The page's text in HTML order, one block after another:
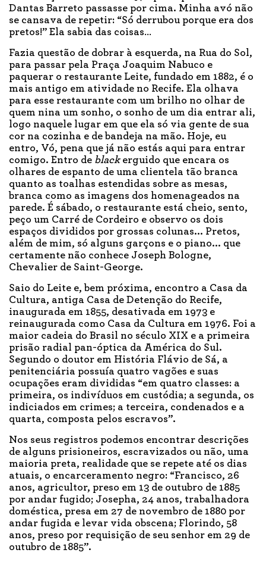
Dantas Barreto passasse por cima. Minha avó não
se cansava de repetir: “Só derrubou porque era dos
pretos!” Ela sabia das coisas…
Fazia questão de dobrar à esquerda, na Rua do Sol,
para passar pela Praça Joaquim Nabuco e
paquerar o restaurante Leite, fundado em 1882, é o
mais antigo em atividade no Recife. Ela olhava
para esse restaurante com um brilho no olhar de
quem nina um sonho, o sonho de um dia entrar ali,
logo naquele lugar em que ela só via gente de sua
cor na cozinha e de bandeja na mão. Hoje, eu
entro, Vó, pena que já não estás aqui para entrar
comigo. Entro de blackerguido que encara os
olhares de espanto de uma clientela tão branca
quanto as toalhas estendidas sobre as mesas,
branca como as imagens dos homenageados na
parede. É sábado, o restaurante está cheio, sento,
peço um Carré de Cordeiro e observo os dois
espaços divididos por grossas colunas... Pretos,
além de mim, só alguns garçons e o piano... que
certamente não conhece Joseph Bologne,
Chevalier de Saint-George.
Saio do Leite e, bem próxima, encontro a Casa da
Cultura, antiga Casa de Detenção do Recife,
inaugurada em 1855, desativada em 1973 e
reinaugurada como Casa da Cultura em 1976. Foi a
maior cadeia do Brasil no século XIX e a primeira
prisão radial pan-óptica da América do Sul.
Segundo o doutor em História Flávio de Sá, a
penitenciária possuía quatro vagões e suas
ocupações eram divididas “em quatro classes: a
primeira, os indivíduos em custódia; a segunda, os
indiciados em crimes; a terceira, condenados e a
quarta, composta pelos escravos”.
Nos seus registros podemos encontrar descrições
de alguns prisioneiros, escravizados ou não, uma
maioria preta, realidade que se repete até os dias
atuais, o encarceramento negro: “Francisco, 26
anos, agricultor, preso em 13 de outubro de 1885
por andar fugido; Josepha, 24 anos, trabalhadora
doméstica, presa em 27 de novembro de 1880 por
andar fugida e levar vida obscena; Florindo, 58
anos, preso por requisição de seu senhor em 29 de
outubro de 1885”.